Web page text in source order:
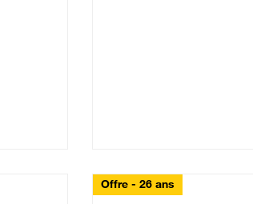
Offre - 26 ans